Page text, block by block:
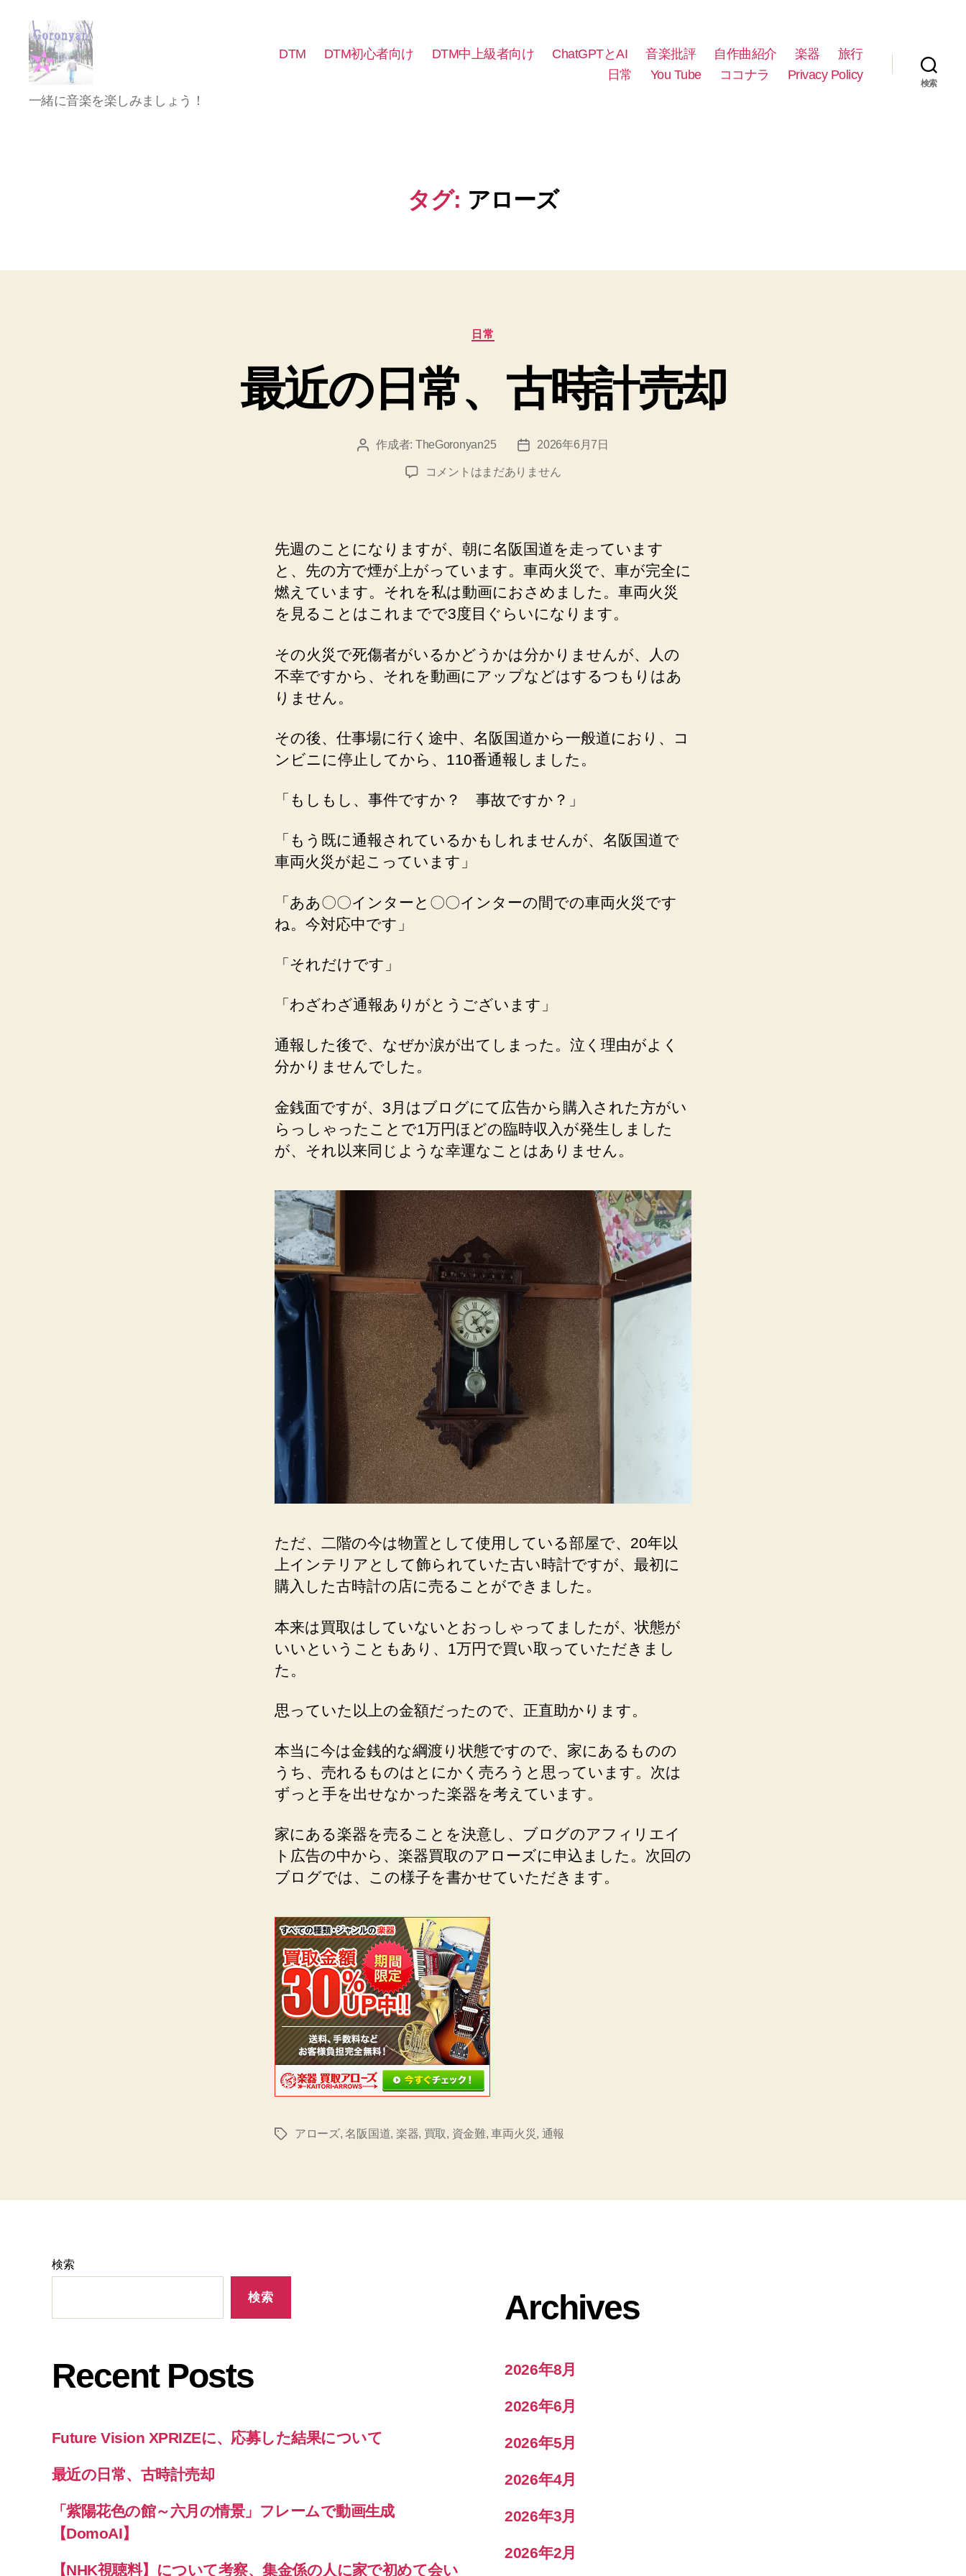
Goronyan
一緒に音楽を楽しみましょう！
DTM DTM初心者向け DTM中上級者向け ChatGPTとAI 音楽批評 自作曲紹介 楽器
旅行
日常
You Tube ココナラ Privacy Policy
検索
タグ: アローズ
カ
テ
日常
最近の日常、古時計売却
投 作成者: TheGoronyan25
投
日
2026年6月7日
最
常、
古
時
計
売
の
コメントはまだありません
先週のことになりますが、朝に名阪国道を走っています
と、先の方で煙が上がっています。車両火災で、車が完全に
燃えています。それを私は動画におさめました。車両火災
を見ることはこれまでで3度目ぐらいになります。
その火災で死傷者がいるかどうかは分かりませんが、人の
不幸ですから、それを動画にアップなどはするつもりはあ
りません。
その後、仕事場に行く途中、名阪国道から一般道におり、コ
ンビニに停止してから、110番通報しました。
「もしもし、事件ですか？ 事故ですか？」
「もう既に通報されているかもしれませんが、名阪国道で
車両火災が起こっています」
「ああ〇〇インターと〇〇インターの間での車両火災です
ね。今対応中です」
「それだけです」
「わざわざ通報ありがとうございます」
通報した後で、なぜか涙が出てしまった。泣く理由がよく
分かりませんでした。
金銭面ですが、3月はブログにて広告から購入された方がい
らっしゃったことで1万円ほどの臨時収入が発生しました
が、それ以来同じような幸運なことはありません。
ただ、二階の今は物置として使用している部屋で、20年以
上インテリアとして飾られていた古い時計ですが、最初に
購入した古時計の店に売ることができました。
本来は買取はしていないとおっしゃってましたが、状態が
いいということもあり、1万円で買い取っていただきまし
た。
思っていた以上の金額だったので、正直助かります。
本当に今は金銭的な綱渡り状態ですので、家にあるものの
うち、売れるものはとにかく売ろうと思っています。次は
ずっと手を出せなかった楽器を考えています。
家にある楽器を売ることを決意し、ブログのアフィリエイ
ト広告の中から、楽器買取のアローズに申込ました。次回の
ブログでは、この様子を書かせていただきます。
タ
アローズ,名阪国道, 楽器, 買取, 資金難,車両火災, 通報
検索
検索
Recent Posts
Future Vision XPRIZEに、応募した結果について
最近の日常、古時計売却
「紫陽花色の館～六月の情景」フレームで動画生成
【DomoAI】
【NHK視聴料】について考察、集金係の人に家で初めて会い
Archives
2026年8月
2026年6月
2026年5月
2026年4月
2026年3月
2026年2月